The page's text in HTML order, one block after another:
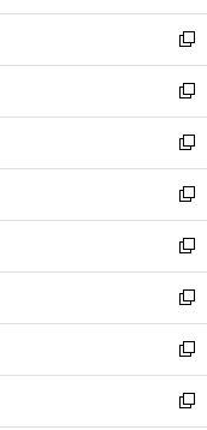
開
く
ウ
で
開
く
ン
ド
ウ
で
開
く
ウ
ィ
ン
ド
ウ
で
開
く
新
し
い
ウ
ィ
ン
ド
ウ
で
開
く
新
し
い
ウ
ィ
ン
ド
ウ
で
開
く
新
し
い
ウ
ィ
ン
ド
ウ
で
開
く
新
し
い
ウ
ィ
ン
ド
ウ
で
新
し
い
ウ
ィ
ン
ド
新
し
い
ウ
ィ
新
し
い
新